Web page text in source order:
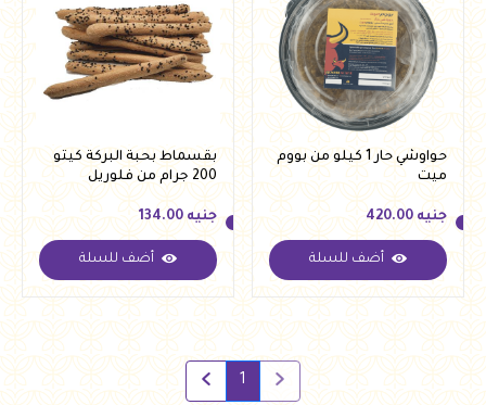
حواوشي حار 1 كيلو من بووم
ميت
جنيه
جنيه 420.00
أضف للسلة
بقسماط بحبة البركة كيتو
200 جرام من فلوريل
جنيه
جنيه 134.00
أضف للسلة
1